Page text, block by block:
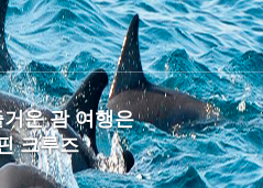
운 괌 여행은
크루즈